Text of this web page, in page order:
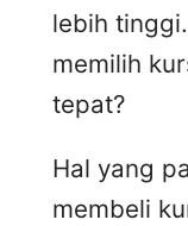
lebih
memilih
tepat?
Hal yang
membeli